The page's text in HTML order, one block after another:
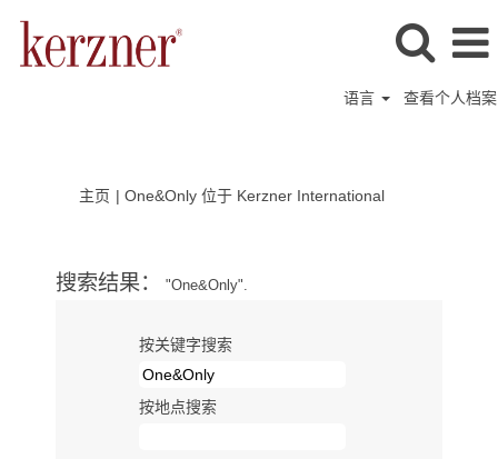
语言 查看个人档案
主页 | One&Only 位于 Kerzner International（当
搜索结果： "One&Only".
按关键字搜索
按地点搜索